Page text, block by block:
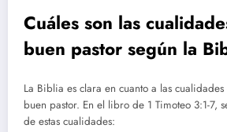
Cuáles son las
buen pastor según la
La Biblia es clara en cuanto a las
buen pastor. En el libro de 1 Timoteo 3:1-7,
de estas cualidades: